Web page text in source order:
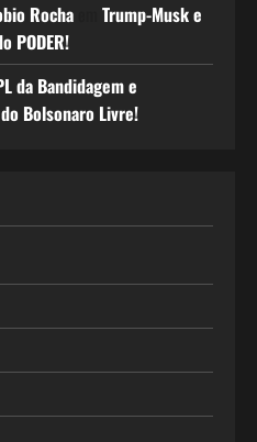
Rochaem Trump-Musk e
PODER!
da Bandidagem e
Bolsonaro Livre!